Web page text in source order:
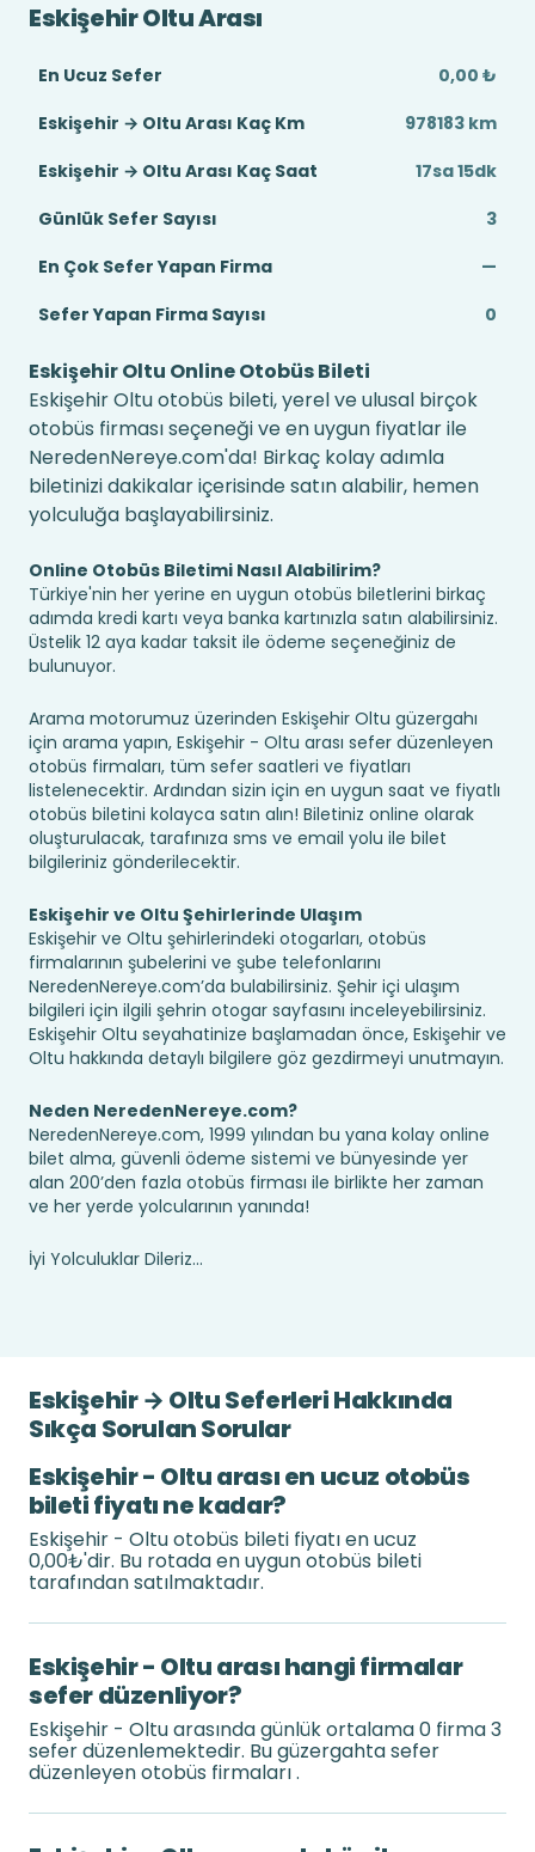
Eskişehir Oltu Arası
En Ucuz Sefer
0,00 ₺
Eskişehir → Oltu Arası Kaç Km
978183 km
Eskişehir → Oltu Arası Kaç Saat
17sa 15dk
Günlük Sefer Sayısı
3
En Çok Sefer Yapan Firma
—
Sefer Yapan Firma Sayısı
0
Eskişehir Oltu Online Otobüs Bileti
Eskişehir Oltu otobüs bileti, yerel ve ulusal birçok
otobüs firması seçeneği ve en uygun fiyatlar ile
NeredenNereye.com'da! Birkaç kolay adımla
biletinizi dakikalar içerisinde satın alabilir, hemen
yolculuğa başlayabilirsiniz.
Online Otobüs Biletimi Nasıl Alabilirim?
Türkiye'nin her yerine en uygun otobüs biletlerini birkaç
adımda kredi kartı veya banka kartınızla satın alabilirsiniz.
Üstelik 12 aya kadar taksit ile ödeme seçeneğiniz de
bulunuyor.
Arama motorumuz üzerinden Eskişehir Oltu güzergahı
için arama yapın, Eskişehir - Oltu arası sefer düzenleyen
otobüs firmaları, tüm sefer saatleri ve fiyatları
listelenecektir. Ardından sizin için en uygun saat ve fiyatlı
otobüs biletini kolayca satın alın! Biletiniz online olarak
oluşturulacak, tarafınıza sms ve email yolu ile bilet
bilgileriniz gönderilecektir.
Eskişehir ve Oltu Şehirlerinde Ulaşım
Eskişehir ve Oltu şehirlerindeki otogarları, otobüs
firmalarının şubelerini ve şube telefonlarını
NeredenNereye.com’da bulabilirsiniz. Şehir içi ulaşım
bilgileri için ilgili şehrin otogar sayfasını inceleyebilirsiniz.
Eskişehir Oltu seyahatinize başlamadan önce, Eskişehir ve
Oltu hakkında detaylı bilgilere göz gezdirmeyi unutmayın.
Neden NeredenNereye.com?
NeredenNereye.com, 1999 yılından bu yana kolay online
bilet alma, güvenli ödeme sistemi ve bünyesinde yer
alan 200’den fazla otobüs firması ile birlikte her zaman
ve her yerde yolcularının yanında!
İyi Yolculuklar Dileriz...
Eskişehir → Oltu Seferleri Hakkında
Sıkça Sorulan Sorular
Eskişehir - Oltu arası en ucuz otobüs
bileti fiyatı ne kadar?
Eskişehir - Oltu otobüs bileti fiyatı en ucuz
0,00₺'dir. Bu rotada en uygun otobüs bileti
tarafından satılmaktadır.
Eskişehir - Oltu arası hangi firmalar
sefer düzenliyor?
Eskişehir - Oltu arasında günlük ortalama 0 firma 3
sefer düzenlemektedir. Bu güzergahta sefer
düzenleyen otobüs firmaları .